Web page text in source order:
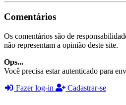
Comentários
Os comentários são de
não representam a opinião deste site.
Ops...
Você precisa estar autenticado para
Fazer log-in
Cadastrar-se